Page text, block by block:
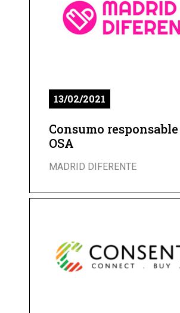
13/02/2021
Consumo
OSA
MADRID DIFERENTE